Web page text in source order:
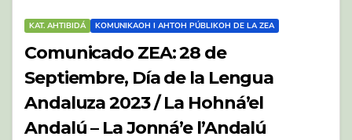
KAT. AHTIBIDÁ KOMUNIKAOH I AHTOH PÚBLIKOH DE LA ZEA
Comunicado ZEA: 28 de
Septiembre, Día de la Lengua
Andaluza 2023 / La Hohná’el
Andalú – La Jonná’e l’Andalú